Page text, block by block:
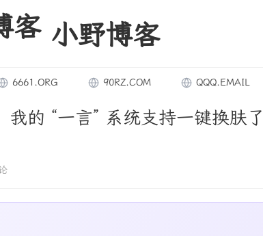
小野博客
90RZ.COM QQQ.EMAIL
我的 “一言” 系统支持一键换肤